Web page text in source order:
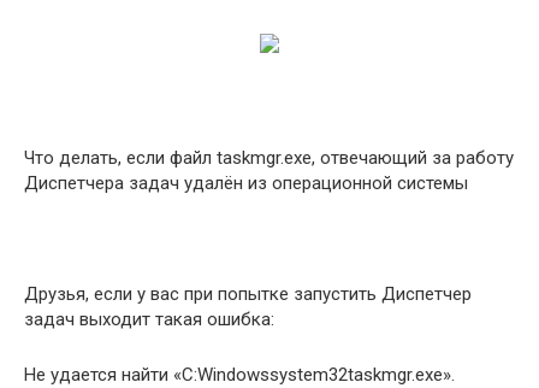
Что делать, если файл taskmgr.exe, отвечающий за работу
Диспетчера задач удалён из операционной системы
Друзья, если у вас при попытке запустить Диспетчер
задач выходит такая ошибка:
Не удается найти «C:Windowssystem32taskmgr.exe».